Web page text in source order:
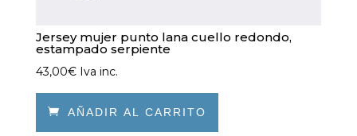
Jersey mujer punto lana cuello redondo,
estampado serpiente
43,00€ Iva inc.
 AÑADIR AL CARRITO